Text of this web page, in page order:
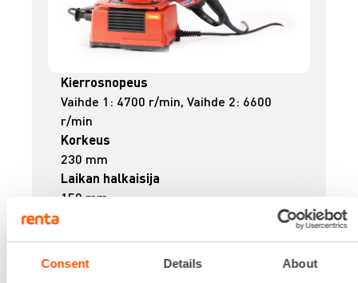
Consent Details About
Kierrosnopeus
Vaihde 1: 4700 r/min, Vaihde 2: 6600
r/min
Korkeus
230 mm
Laikan halkaisija
150 mm
4.1 kg